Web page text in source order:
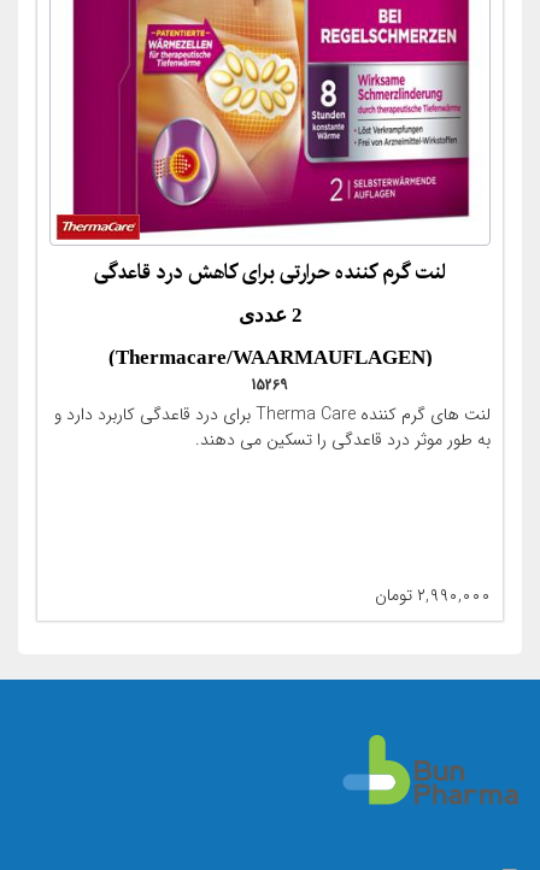
لنت گرم کننده حرارتی برای کاهش درد قاعدگی
2 عددی
(Thermacare/WAARMAUFLAGEN)
15269
لنت های گرم کننده Therma Care برای درد قاعدگی کاربرد دارد و
به طور موثر درد قاعدگی را تسکین می دهند.
۲,۹۹۰,۰۰۰ تومان